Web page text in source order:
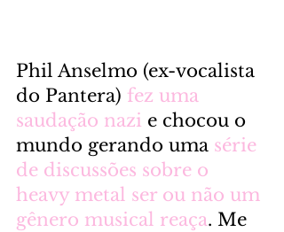
Phil Anselmo (ex-vocalista
do Pantera) fez uma
saudação nazi e chocou o
mundo gerando uma série
de discussões sobre o
heavy metal ser ou não um
gênero musical reaça. Me